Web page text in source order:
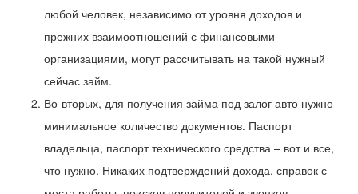
любой человек, независимо от уровня доходов и
прежних взаимоотношений с финансовыми
организациями, могут рассчитывать на такой нужный
сейчас займ.
Во-вторых, для получения займа под залог авто нужно
минимальное количество документов. Паспорт
владельца, паспорт технического средства – вот и все,
что нужно. Никаких подтверждений дохода, справок с